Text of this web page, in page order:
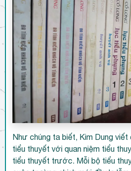
Như chúng ta biết, Kim Dung
tiểu thuyết với quan niệm tiểu
tiểu thuyết trước. Mỗi bộ tiểu